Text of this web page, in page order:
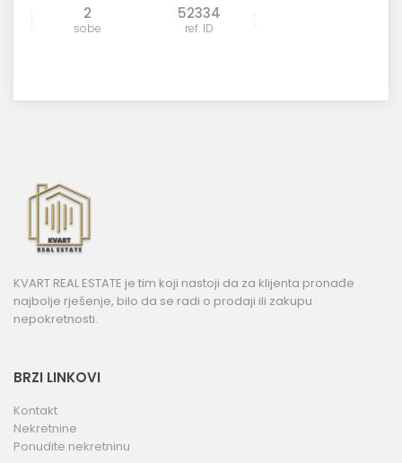
2
sobe
52334
ref. ID
KVART REAL ESTATE je tim koji nastoji da za klijenta pronađe
najbolje rješenje, bilo da se radi o prodaji ili zakupu
nepokretnosti.
BRZI LINKOVI
Kontakt
Nekretnine
Ponudite nekretninu